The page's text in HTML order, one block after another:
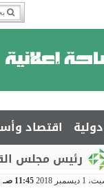
اقتصاد
القيادة يعزي
ديسمبر 2018 11:45 صـ